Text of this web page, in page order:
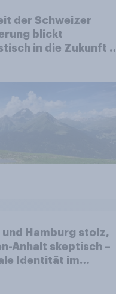
der Schweizer
blickt
in die Zukunft –
und Hamburg stolz,
Anhalt skeptisch –
Identität im